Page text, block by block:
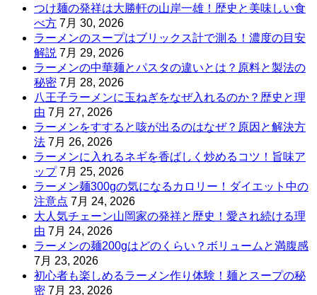
つけ麺の発祥は大勝軒の山岸一雄！歴史と美味しい食
べ方 7月 30, 2026
ラーメンのスープはブリックス計で測る！濃度の目安
解説 7月 29, 2026
ラーメンの中華麺とパスタの違いとは？原料と製法の
秘密 7月 28, 2026
八王子ラーメンに玉ねぎをなぜ入れるのか？歴史と理
由 7月 27, 2026
ラーメンをすすると咳が出るのはなぜ？原因と解決方
法 7月 26, 2026
ラーメンに入れるネギを香ばしく炒めるコツ！旨味ア
ップ 7月 25, 2026
ラーメン麺300gの気になるカロリー！ダイエット中の
注意点 7月 24, 2026
大人気チェーン山岡家の発祥と歴史！愛され続ける理
由 7月 24, 2026
ラーメンの麺200gはどのくらい？ボリュームと満腹感
7月 23, 2026
初心者も楽しめるラーメン作り体験！麺とスープの秘
密 7月 23, 2026